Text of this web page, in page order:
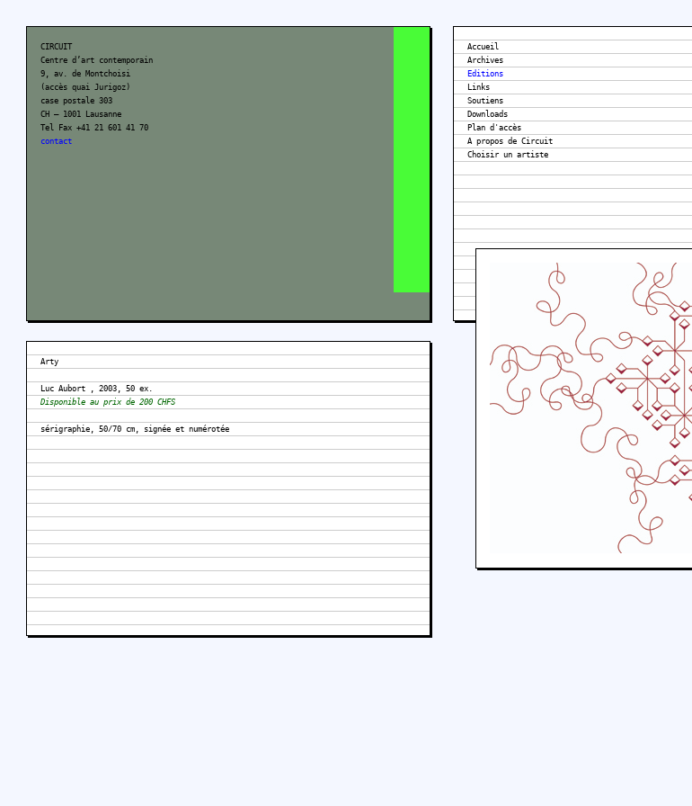
CIRCUIT
Centre d’art contemporain
9, av. de Montchoisi
(accès quai Jurigoz)
case postale 303
CH – 1001 Lausanne
Tel Fax +41 21 601 41 70
contact
Accueil
Archives
Editions
Links
Soutiens
Downloads
Plan d'accès
A propos de Circuit
Arty
Luc Aubort , 2003, 50 ex.
Disponible au prix de 200 CHFS
sérigraphie, 50/70 cm, signée et numérotée